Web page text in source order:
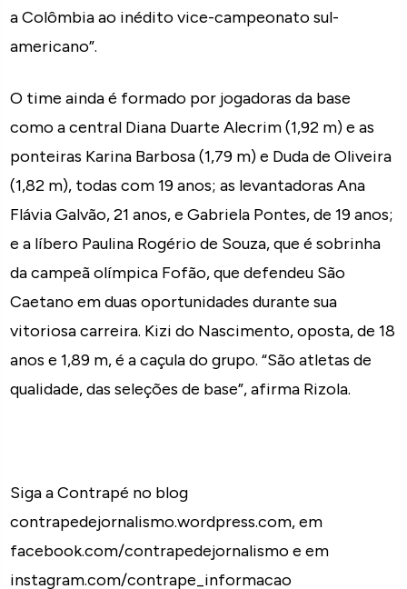
a Colômbia ao inédito vice-campeonato sul-
americano”.
O time ainda é formado por jogadoras da base
como a central Diana Duarte Alecrim (1,92 m) e as
ponteiras Karina Barbosa (1,79 m) e Duda de Oliveira
(1,82 m), todas com 19 anos; as levantadoras Ana
Flávia Galvão, 21 anos, e Gabriela Pontes, de 19 anos;
e a líbero Paulina Rogério de Souza, que é sobrinha
da campeã olímpica Fofão, que defendeu São
Caetano em duas oportunidades durante sua
vitoriosa carreira. Kizi do Nascimento, oposta, de 18
anos e 1,89 m, é a caçula do grupo. “São atletas de
qualidade, das seleções de base”, afirma Rizola.
Siga a Contrapé no blog
contrapedejornalismo.wordpress.com, em
facebook.com/contrapedejornalismo e em
instagram.com/contrape_informacao